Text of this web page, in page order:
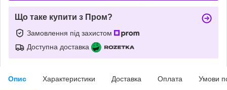
Що таке купити з Пром?
Замовлення під захистом
Доступна доставка
Опис Характеристики Доставка Оплата Умови